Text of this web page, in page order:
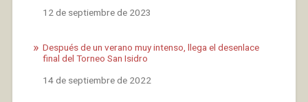
Fecha
12 de septiembre de 2023
Después de un verano muy intenso, llega el desenlace
final del Torneo San Isidro
Fecha
14 de septiembre de 2022